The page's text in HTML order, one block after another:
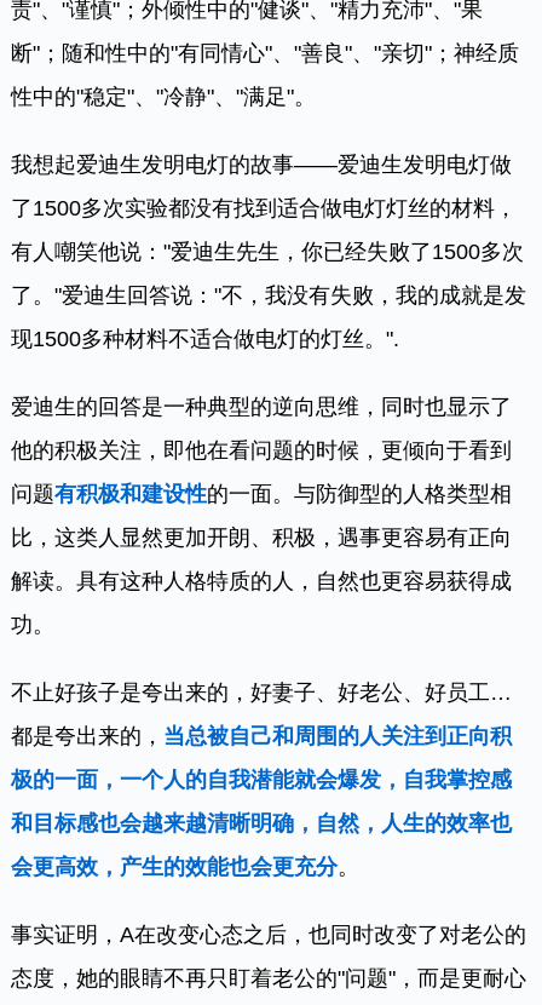
责"、"谨慎"；外倾性中的"健谈"、"精力充沛"、"果
断"；随和性中的"有同情心"、"善良"、"亲切"；神经质
性中的"稳定"、"冷静"、"满足"。
我想起爱迪生发明电灯的故事——爱迪生发明电灯做
了1500多次实验都没有找到适合做电灯灯丝的材料，
有人嘲笑他说："爱迪生先生，你已经失败了1500多次
了。"爱迪生回答说："不，我没有失败，我的成就是发
现1500多种材料不适合做电灯的灯丝。".
爱迪生的回答是一种典型的逆向思维，同时也显示了
他的积极关注，即他在看问题的时候，更倾向于看到
问题有积极和建设性的一面。与防御型的人格类型相
比，这类人显然更加开朗、积极，遇事更容易有正向
解读。具有这种人格特质的人，自然也更容易获得成
功。
不止好孩子是夸出来的，好妻子、好老公、好员工…
都是夸出来的， 当总被自己和周围的人关注到正向积
极的一面，一个人的自我潜能就会爆发，自我掌控感
和目标感也会越来越清晰明确，自然，人生的效率也
会更高效，产生的效能也会更充分。
事实证明，A在改变心态之后，也同时改变了对老公的
态度，她的眼睛不再只盯着老公的"问题"，而是更耐心